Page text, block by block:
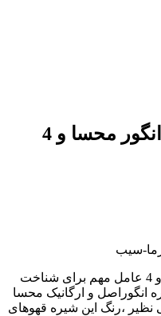
کیفیت فوق العاده شیره انگور محسا و 4
کیفیت فوق العاده شیره انگور محسا و 4 عامل مهم برای شناخت
انگوراصل و ارگانیک محسا
صد ،طعم بی نظیر ،رنگ این شیره قهوهای